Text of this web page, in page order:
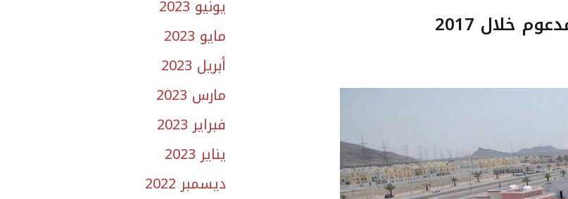
يونيو 2023
مايو 2023
أبريل 2023
مارس 2023
فبراير 2023
يناير 2023
ديسمبر 2022